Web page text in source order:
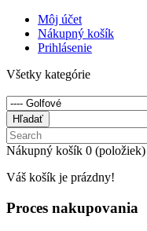
Môj účet
Nákupný košík
Prihlásenie
Všetky kategórie
Hľadať
Nákupný košík 0 (položiek)
Váš košík je prázdny!
Proces nakupovania